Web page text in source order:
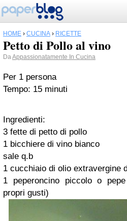
HOME › CUCINA › RICETTE
Petto di Pollo al vino
DaAppassionatamente In Cucina
Per 1 persona
Tempo: 15 minuti
Ingredienti:
3 fette di petto di pollo
1 bicchiere di vino bianco
sale q.b
1 cucchiaio di olio extravergine
1 peperoncino piccolo o
propri gusti)